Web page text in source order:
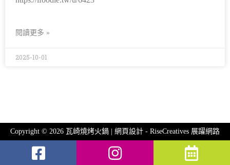
閱讀更多 »
2025-10-01
Copyright © 2026 瓦崎燒烤火鍋 | 網頁設計 - RiseCreatives 展躍網路